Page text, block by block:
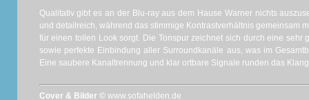
Qualitativ gibt es an der Blu-ray aus dem Hause Warner nichts
und detailreich, während das stimmige Kontrastverhältnis gemeinsam
für einen tollen Look sorgt. Die Tonspur zeichnet sich durch eine sehr
sowie perfekte Einbindung aller Surroundkanäle aus, was im
Eine saubere Kanaltrennung und klar ortbare Signale runden das
Cover & Bilder © www.sofahelden.de